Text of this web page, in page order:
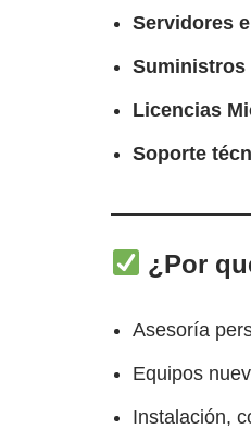
Servidores
Suministros
Licencias
Soporte
¿Por
Asesoría
Equipos
Instalación,